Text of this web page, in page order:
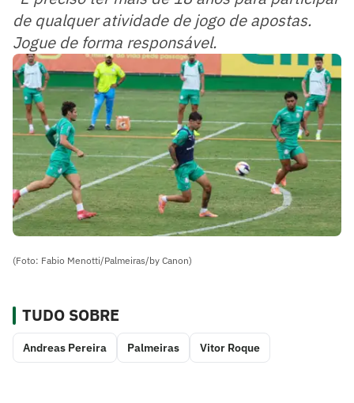
de qualquer atividade de jogo de apostas.
Jogue de forma responsável.
(Foto: Fabio Menotti/Palmeiras/by Canon)
TUDO SOBRE
Andreas Pereira Palmeiras Vitor Roque